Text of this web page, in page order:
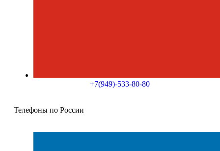
+7(949)-533-80-80
Телефоны по России